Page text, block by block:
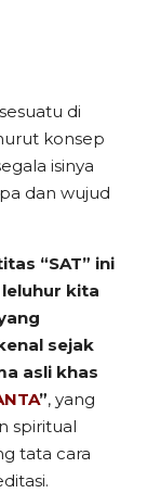
di
konsep
isinya
dan wujud
“SAT” ini
kita
sejak
asli khas
”, yang
spiritual
tata cara